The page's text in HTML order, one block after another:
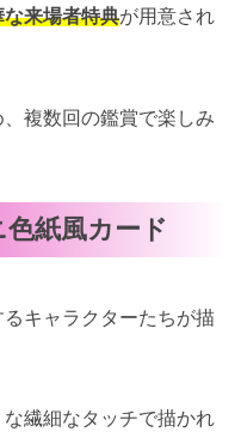
な来場者特典が用意され
複数回の鑑賞で楽しみ
紙風カード
キャラクターたちが描
繊細なタッチで描かれ